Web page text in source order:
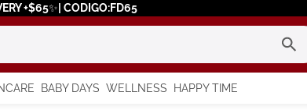
+$65✨| CODIGO:FD65
BABY DAYS WELLNESS HAPPY TIME